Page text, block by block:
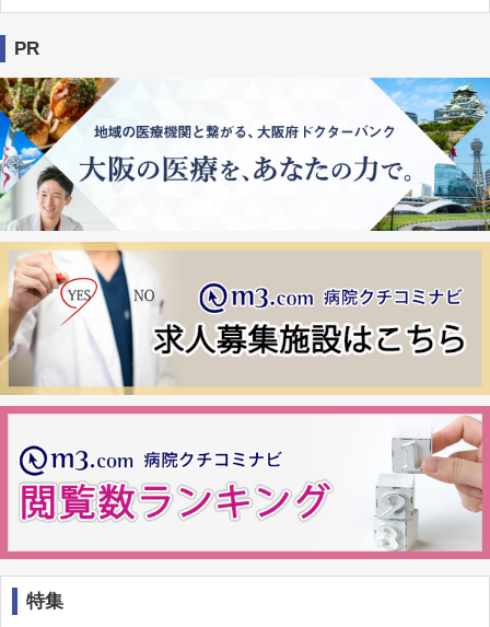
PR
特集